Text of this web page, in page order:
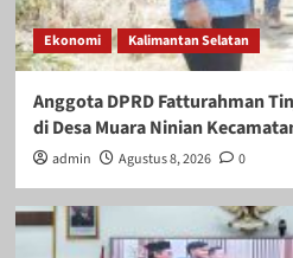
Ekonomi Kalimantan Selatan
Anggota DPRD Fatturahman
di Desa Muara Ninian
admin Agustus 8, 2026 0